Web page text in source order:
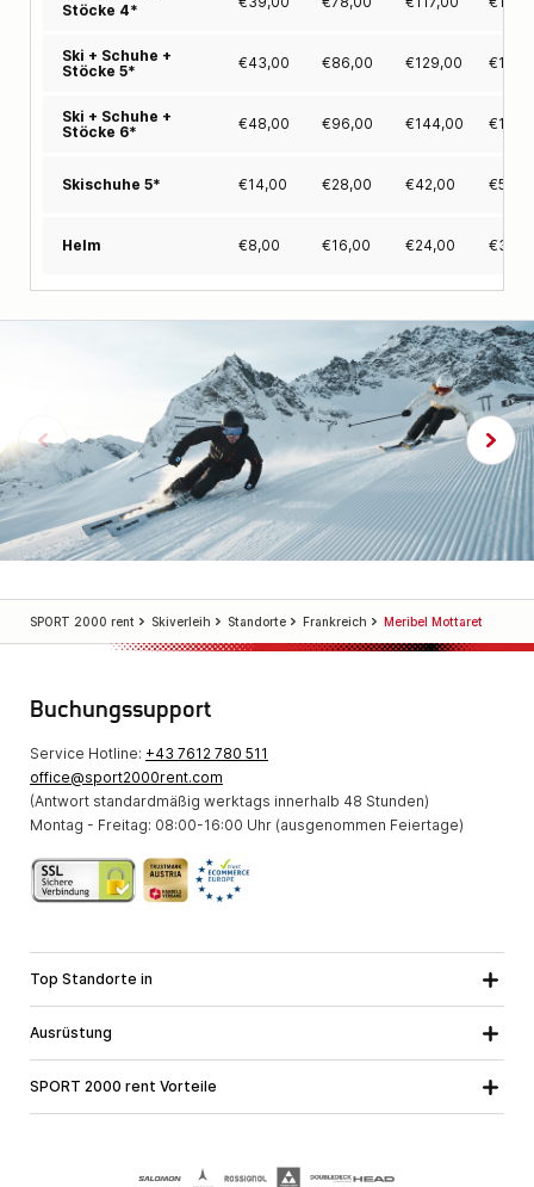
Stöcke 4*
Ski + Schuhe +
Stöcke 5*
€43,00 €86,00 €129,00 €
Ski + Schuhe +
Stöcke 6*
€48,00 €96,00 €144,00 €
Skischuhe 5* €14,00 €28,00 €42,00 €
Helm €8,00 €16,00 €24,00 €
SPORT 2000 rent Skiverleih Standorte Frankreich Meribel Mottaret
Buchungssupport
Service Hotline: +43 7612 780 511
office@sport2000rent.com
(Antwort standardmäßig werktags innerhalb 48 Stunden)
Montag - Freitag: 08:00-16:00 Uhr (ausgenommen Feiertage)
Top Standorte in
Steiermark
Vorarlberg
Ausrüstung
SPORT 2000 rent Vorteile